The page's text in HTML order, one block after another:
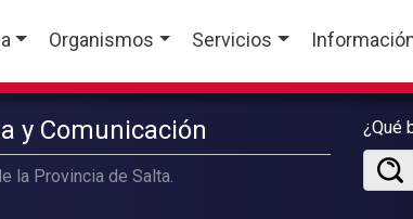
Organismos Servicios
y Comunicación
la Provincia de Salta.
¿Qué